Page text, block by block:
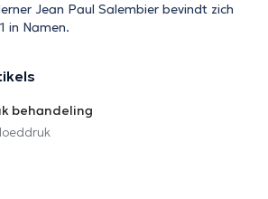
Jean Paul Salembier bevindt zich
in Namen.
behandeling